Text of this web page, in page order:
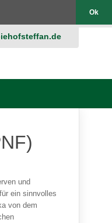
Ok
und
ein sinnvolles
von dem